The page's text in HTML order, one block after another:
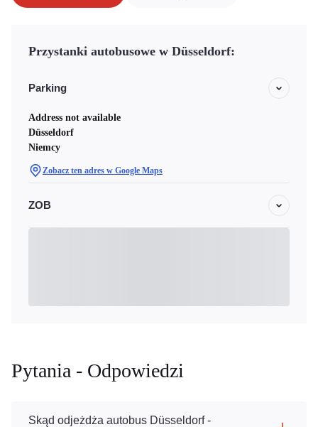
Przystanki autobusowe w Düsseldorf:
Parking
Address not available
Düsseldorf
Niemcy
Zobacz ten adres w Google Maps
ZOB
Pytania - Odpowiedzi
Skąd odjeżdża autobus Düsseldorf -